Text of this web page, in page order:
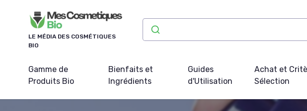
LE MÉDIA DES COSMÉTIQUES
BIO
Gamme de
Produits Bio
Bienfaits et
Ingrédients
Guides
d'Utilisation
Achat et
Sélection